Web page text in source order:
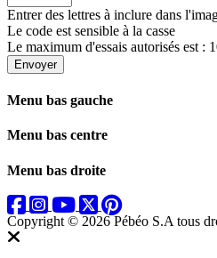
Entrer des lettres à inclure dans
Le code est sensible à la casse
Le maximum d'essais autorisés est :
Envoyer
Menu bas gauche
Menu bas centre
Menu bas droite
Copyright © 2026 Pébéo S.A tous